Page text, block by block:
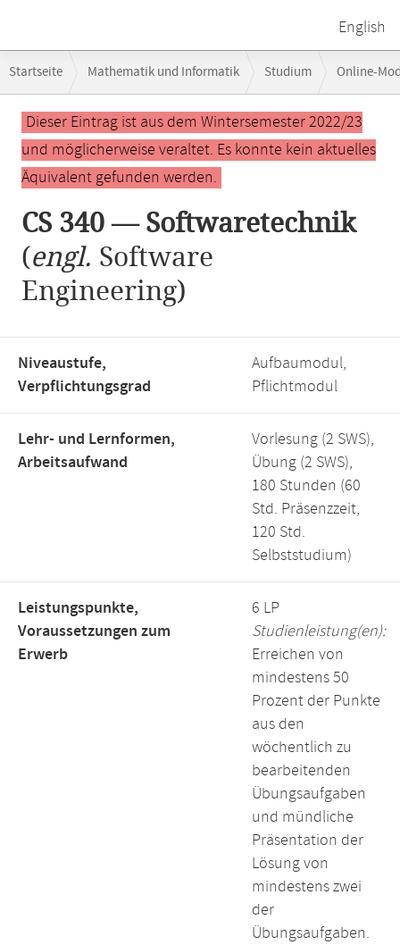
English
Navigation
Startseite Mathematik und Informatik Studium Online-
Hauptinhalt
Dieser Eintrag ist aus dem Wintersemester 2022/23
und möglicherweise veraltet. Es konnte kein aktuelles
Äquivalent gefunden werden.
CS 340 — Softwaretechnik
(engl. Software
Engineering)
Niveaustufe,
Verpflichtungsgrad
Aufbaumodul,
Pflichtmodul
Lehr- und Lernformen,
Arbeitsaufwand
Vorlesung (2 SWS),
Übung (2 SWS),
180 Stunden (60
Std. Präsenzzeit,
120 Std.
Selbststudium)
Leistungspunkte,
Voraussetzungen zum
Erwerb
6 LP
Studienleistung(en):
Erreichen von
mindestens 50
Prozent der Punkte
aus den
wöchentlich zu
bearbeitenden
Übungsaufgaben
und mündliche
Präsentation der
Lösung von
mindestens zwei
der
Übungsaufgaben.